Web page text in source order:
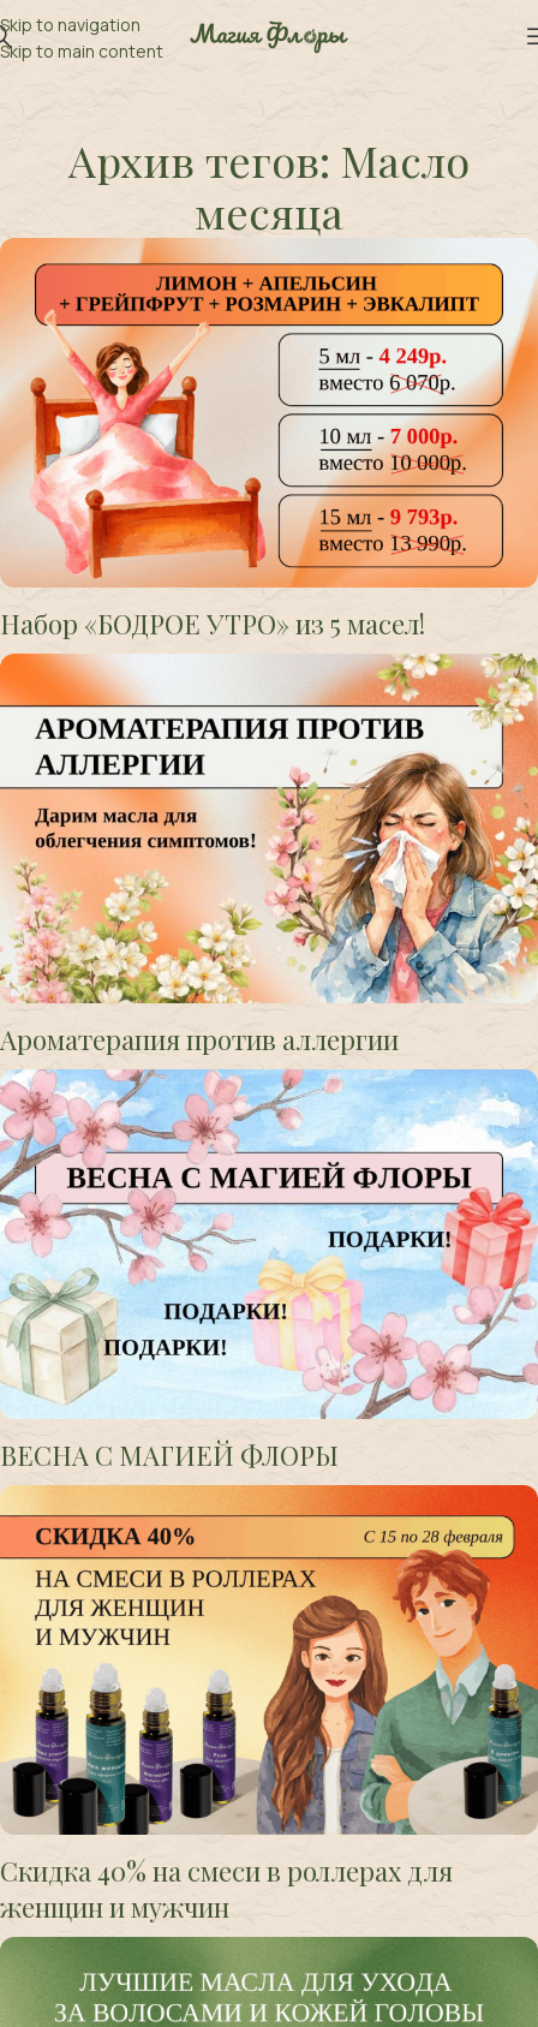
Skip to navigation
Skip to main content
Архив тегов: Масло
месяца
Набор «БОДРОЕ УТРО» из 5 масел!
Ароматерапия против аллергии
ВЕСНА С МАГИЕЙ ФЛОРЫ
Скидка 40% на смеси в роллерах для
женщин и мужчин